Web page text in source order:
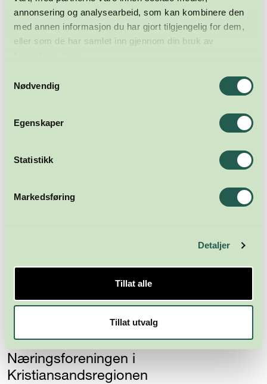
annonsering og analysearbeid, som kan kombinere den
med annen informasjon du har gjort tilgjengelig for dem,
eller som de har samlet inn gjennom din bruk av
Nødvendig
Egenskaper
Statistikk
Markedsføring
Detaljer
Tillat alle
Tillat utvalg
Næringsforeningen i
Kristiansandsregionen